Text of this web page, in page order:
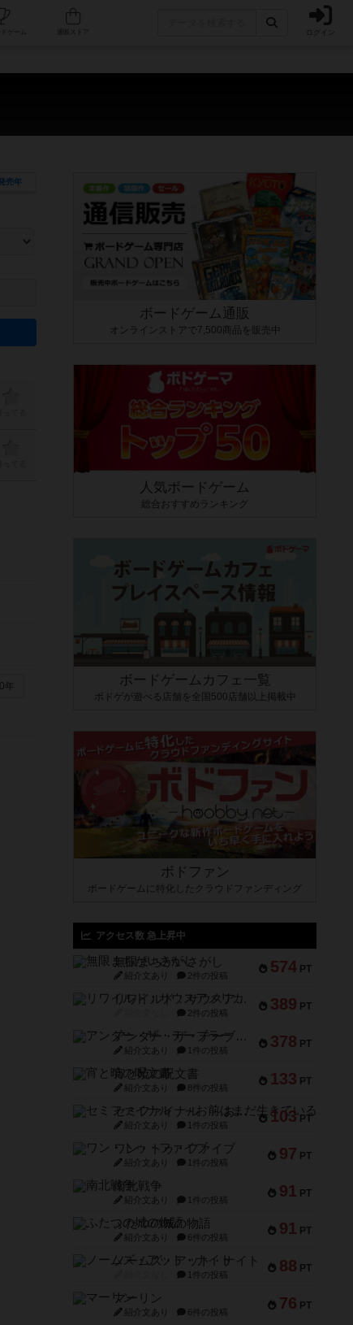
人気ボードゲーム ログイン
売年
マニュアルを読む時間や参加者へのルール説明時間は含まれていないため、初めて
う、中世ファンタジー・クッキング・海賊同士の対決など、ゲームコンセプトを絞
ードゲームに慣れている方向けの絞込機能です。例えば「ダイスロール」はランダ
ボードゲーム通販
オンラインストアで7,500商品を販売中
人気ボードゲーム
総合おすすめランキング
ボードゲームカフェ一覧
ボドゲが遊べる店舗を全国500店舗以上掲載中
ボドファン
ボードゲームに特化したクラウドファンディング
アクセス数 急上昇中
574 PT
無限まちがいさがし
紹介文あり 2件の投稿
389 PT
リワイルド：サウスアメリカ
2件の投稿
378 PT
アンダー・ザ・テーブラー
紹介文あり 1件の投稿
133 PT
宵と暁の呪文書
紹介文あり 8件の投稿
103 PT
セミファイナル ～お前はまだ生きている～
紹介文あり 1件の投稿
97 PT
ワン・トゥ・ファイブ
紹介文あり 1件の投稿
91 PT
南北戦争
紹介文あり 1件の投稿
91 PT
ふたつの城の物語
紹介文あり 6件の投稿
88 PT
ノームズ・アット・ナイト
1件の投稿
76 PT
マーリン
紹介文あり 6件の投稿